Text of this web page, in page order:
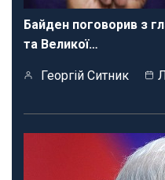
Байден поговорив з
та Великої…
Георгій Ситник